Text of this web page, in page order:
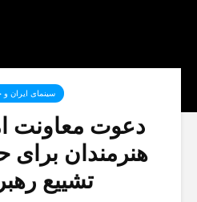
سینمای ایران و
دعوت معاونت
هنرمندان برای
تشییع